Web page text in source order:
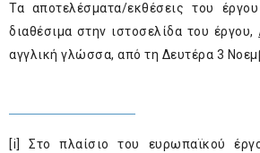
Τα αποτελέσματα/εκθέσεις του έργου
διαθέσιμα στην ιστοσελίδα του έργου,
αγγλική γλώσσα, από τη Δευτέρα 3
[i]
Στο πλαίσιο του ευρωπαϊκού